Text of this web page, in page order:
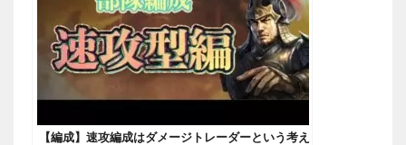
【編成】速攻編成はダメージトレーダーという考え